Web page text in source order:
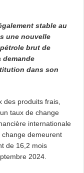
stable au
une nouvelle
brut de
demande
dans son
des produits frais,
taux de change
internationale
demeurent
de 16,2 mois
2024.